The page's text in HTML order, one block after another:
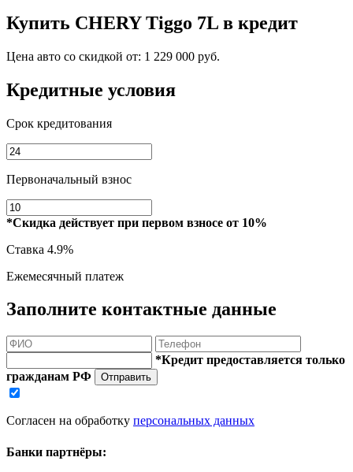
Купить CHERY Tiggo 7L в кредит
Цена авто со скидкой от: 1 229 000 руб.
Кредитные условия
Срок кредитования
Первоначальный взнос
*Скидка действует при первом взносе от 10%
Ставка 4.9%
Ежемесячный платеж
Заполните контактные данные
*Кредит предоставляется только
гражданам РФ
Отправить
Согласен на обработку персональных данных
Банки партнёры: